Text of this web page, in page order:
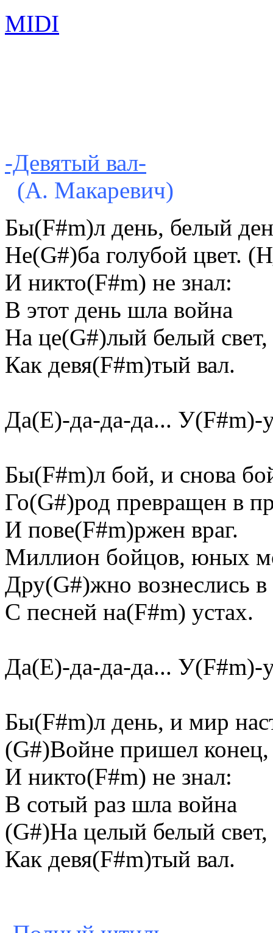
MIDI
-Девятый вал-
(А. Макаревич)
Бы(F#m)л день, белый
Не(G#)ба голубой цвет.
И никто(F#m) не знал:
В этот день шла война
На це(G#)лый белый
Как девя(F#m)тый вал.
Да(E)-да-да-да... У(F#m)-
Бы(F#m)л бой, и снова
Го(G#)род превращен в
И пове(F#m)ржен враг.
Миллион бойцов, юных
Дру(G#)жно вознеслись
С песней на(F#m) устах.
Да(E)-да-да-да... У(F#m)-
Бы(F#m)л день, и мир
(G#)Войне пришел
И никто(F#m) не знал:
В сотый раз шла война
(G#)На целый белый
Как девя(F#m)тый вал.